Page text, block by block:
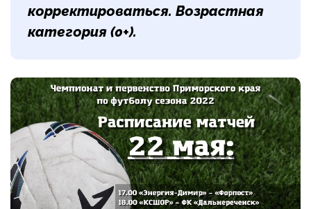
корректироваться. Возрастная
категория (0+).